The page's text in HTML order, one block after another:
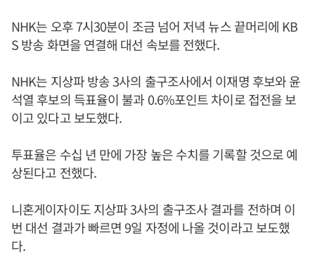
NHK는 오후 7시30분이 조금 넘어 저녁 뉴스 끝머리에 KB
S 방송 화면을 연결해 대선 속보를 전했다.
NHK는 지상파 방송 3사의 출구조사에서 이재명 후보와 윤
석열 후보의 득표율이 불과 0.6%포인트 차이로 접전을 보
이고 있다고 보도했다.
투표율은 수십 년 만에 가장 높은 수치를 기록할 것으로 예
상된다고 전했다.
니혼게이자이도 지상파 3사의 출구조사 결과를 전하며 이
번 대선 결과가 빠르면 9일 자정에 나올 것이라고 보도했
다.